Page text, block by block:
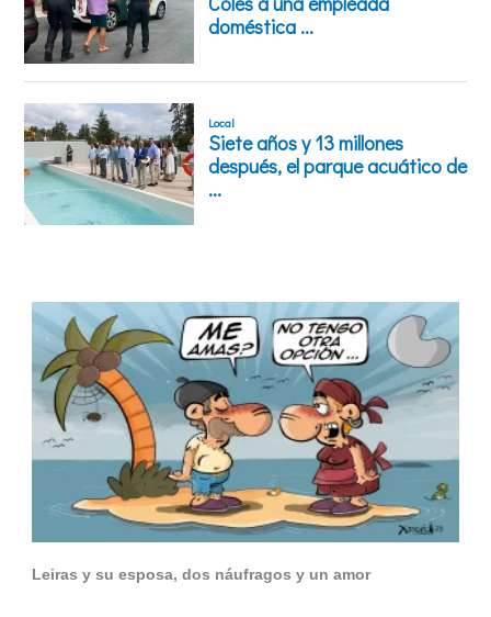
Leiras y su esposa, dos náufragos y un amor